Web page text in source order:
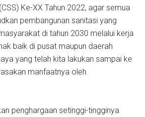
Ke-XX Tahun 2022, agar semua
pembangunan sanitasi yang
di tahun 2030 melalui kerja
baik di pusat maupun daerah
yang telah kita lakukan sampai ke
manfaatnya oleh
penghargaan setinggi-tingginya